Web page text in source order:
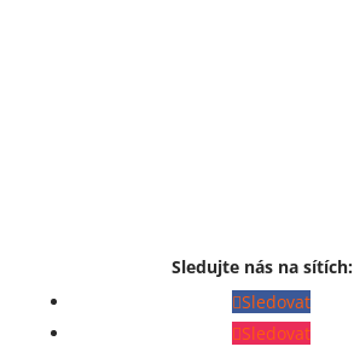
Sledujte nás na sítích:
Sledovat
Sledovat